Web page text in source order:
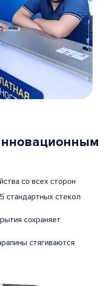
со всех сторон
стандартных стекол
сохраняет
стягиваются